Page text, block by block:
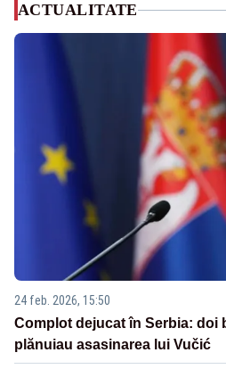
ACTUALITATE
24 feb. 2026, 15:50
Complot dejucat în Serbia: doi
plănuiau asasinarea lui Vučić